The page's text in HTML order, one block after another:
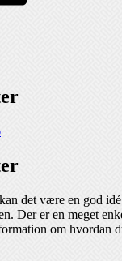
det være en god
Der er en meget
om hvordan